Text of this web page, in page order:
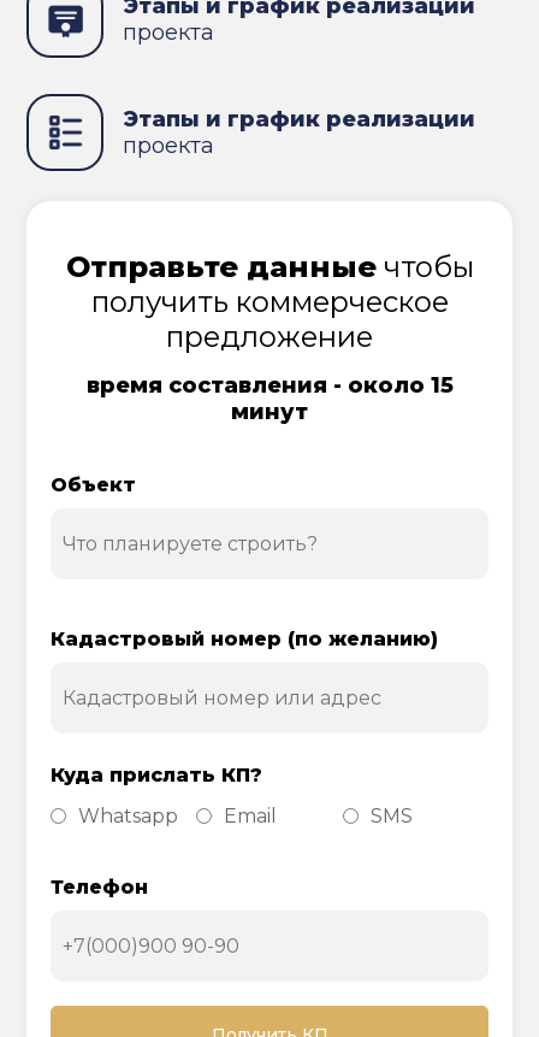
Этапы и график реализации
проекта
Этапы и график реализации
проекта
Отправьте данныечтобы
получить коммерческое
предложение
время составления - около 15
минут
Объект
Кадастровый номер (по желанию)
Куда прислать КП?
Whatsapp
Email SMS
Телефон